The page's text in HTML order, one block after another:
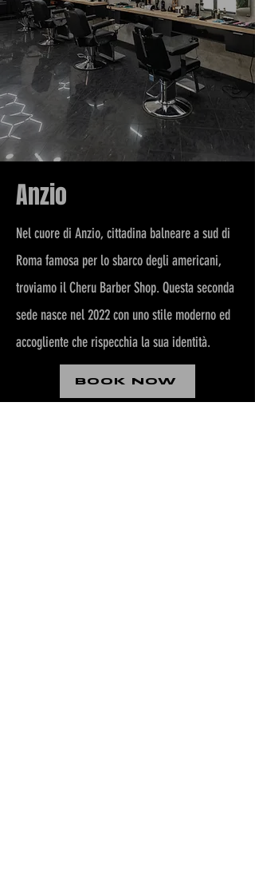
Anzio
Nel cuore di Anzio, cittadina balneare a sud di
Roma famosa per lo sbarco degli americani,
troviamo il Cheru Barber Shop. Questa seconda
sede nasce nel 2022 con uno stile modernoed
accogliente che rispecchia la sua identità.
BOOK NOW